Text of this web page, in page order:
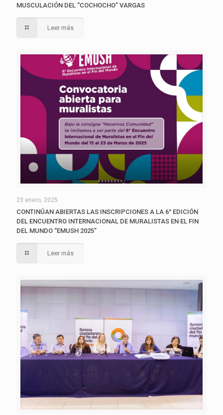
MUSCULACIÓN DEL “COCHOCHO” VARGAS
Leer más
23 enero, 2025
CONTINÚAN ABIERTAS LAS INSCRIPCIONES A LA 6° EDICIÓN
DEL ENCUENTRO INTERNACIONAL DE MURALISTAS EN EL FIN
DEL MUNDO “EMUSH 2025”
Leer más